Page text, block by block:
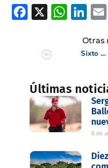
Facebook
X
Otras
Sixto Casabona y José Bondía logran el Campeonato Dobles Masculino de la CV
Últimas
6 de